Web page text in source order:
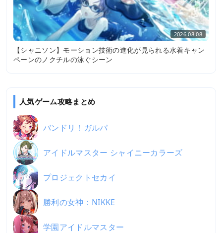
2026.08.08
【シャニソン】モーション技術の進化が見られる水着キャン
ペーンのノクチルの泳ぐシーン
人気ゲーム攻略まとめ
バンドリ！ガルパ
アイドルマスター シャイニーカラーズ
プロジェクトセカイ
勝利の女神：NIKKE
学園アイドルマスター